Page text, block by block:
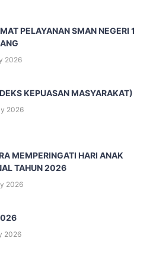
PELAYANAN SMAN NEGERI 1
2026
KEPUASAN MASYARAKAT)
2026
MEMPERINGATI HARI ANAK
TAHUN 2026
2026
2026